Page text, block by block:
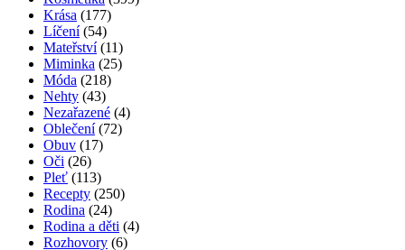
Krása (177)
Líčení(54)
Mateřství(11)
Miminka (25)
Móda (218)
Nehty (43)
Nezařazené (4)
Oblečení(72)
Obuv (17)
Oči (26)
Pleť (113)
Recepty (250)
Rodina (24)
Rodina a děti (4)
Rozhovory (6)